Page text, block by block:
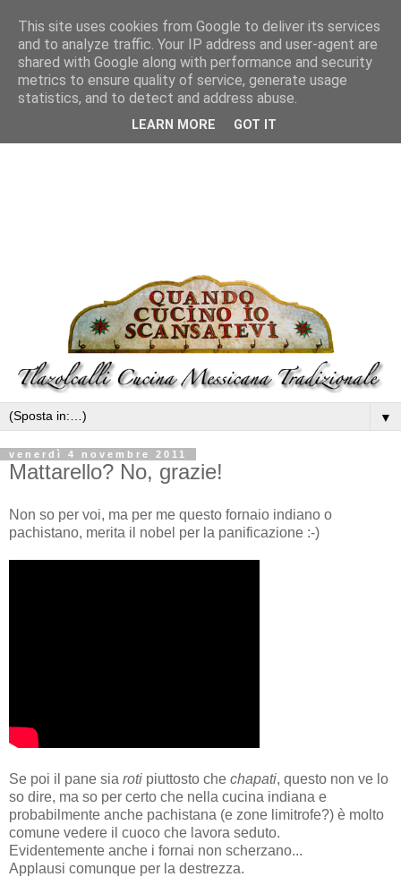
▼
venerdì 4 novembre 2011
Mattarello? No, grazie!
Non so per voi, ma per me questo fornaio indiano o
pachistano, merita il nobel per la panificazione :-)
Se poi il pane sia roti piuttosto che chapati, questo non ve lo
so dire, ma so per certo che nella cucina indiana e
probabilmente anche pachistana (e zone limitrofe?) è molto
comune vedere il cuoco che lavora seduto.
Evidentemente anche i fornai non scherzano...
Applausi comunque per la destrezza.
This site uses cookies from Google to deliver its services
and to analyze traffic. Your IP address and user-agent are
shared with Google along with performance and security
metrics to ensure quality of service, generate usage
statistics, and to detect and address abuse.
LEARN MORE GOT IT